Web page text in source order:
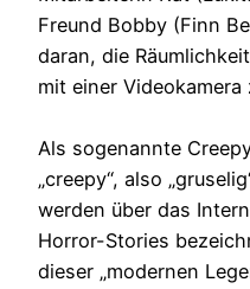
Freund Bobby (Finn
daran, die
mit einer
Als sogenannte
„creepy“, also
werden über das
Horror-Stories
dieser „modernen